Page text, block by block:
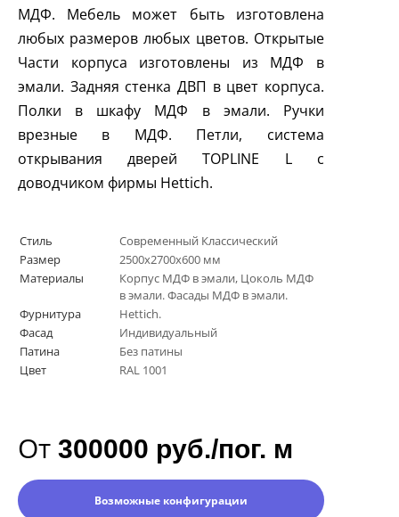
МДФ. Мебель может быть изготовлена
любых размеров любых цветов. Открытые
Части корпуса изготовлены из МДФ в
эмали. Задняя стенка ДВП в цвет корпуса.
Полки в шкафу МДФ в эмали. Ручки
врезные в МДФ. Петли, система
открывания дверейTOPLINE L
с
доводчиком фирмы Hettich.
Стиль
Современный Классический
Размер
2500х2700х600 мм
Материалы
Корпус МДФ в эмали, Цоколь МДФ
в эмали. Фасады МДФ в эмали.
Фурнитура
Hettich.
Фасад
Индивидуальный
Патина
Без патины
Цвет
RAL 1001
От 300000 руб./пог. м
Возможные конфигурации